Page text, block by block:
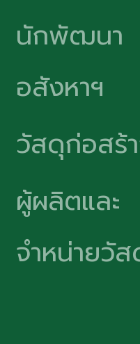
นักพัฒนา
อสังหาฯ
วัสดุก่อสร้
ผู้ผลิตและ
จำหน่ายวั